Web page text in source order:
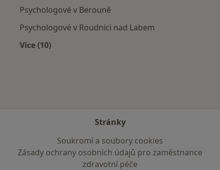
Psychologové v Berouně
Psychologové v Roudnici nad Labem
Více (10)
Stránky
Soukromí a soubory cookies
Zásady ochrany osobních údajů pro zaměstnance
zdravotní péče